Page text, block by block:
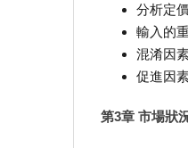
分析定
輸入的
混淆因
促進因
第3章 市場狀